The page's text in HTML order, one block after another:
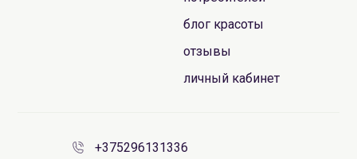
блог красоты
отзывы
личный кабинет
+375296131336